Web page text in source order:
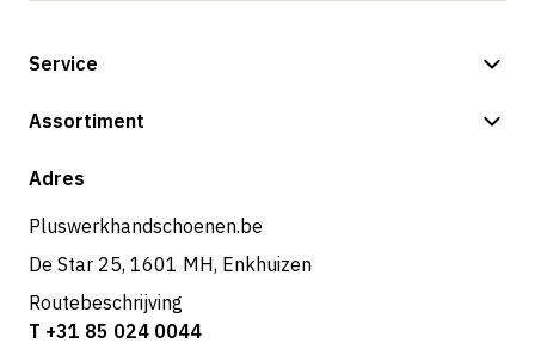
Service
Betalingsmogelijkheden
Assortiment
Shop
Adres
Pluswerkhandschoenen.be
De Star 25, 1601 MH, Enkhuizen
Routebeschrijving
T +31 85 024 0044